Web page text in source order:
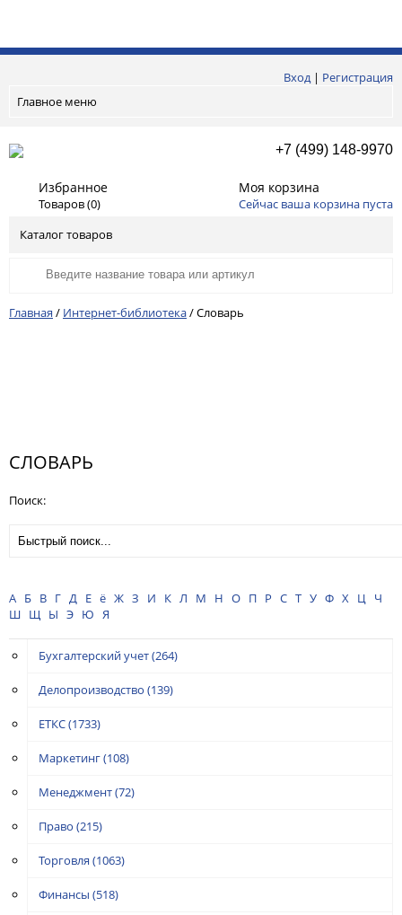
Вход| Регистрация
Главное меню
+7 (499) 148-9970
Избранное
Товаров (0)
Моя корзина
Сейчас ваша корзина пуста
Каталог товаров
Главная / Интернет-библиотека/Словарь
СЛОВАРЬ
Поиск:
А Б В Г Д Е ё Ж З И К Л М Н О П Р С Т У Ф Х Ц
Ч
Ш Щ Ы Э Ю Я
Бухгалтерский учет(264)
Делопроизводство (139)
ЕТКС(1733)
Маркетинг(108)
Менеджмент(72)
Право (215)
Торговля (1063)
Финансы (518)